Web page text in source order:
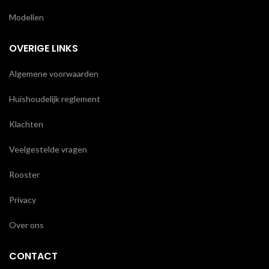
Modellen
OVERIGE LINKS
Algemene voorwaarden
Huishoudelijk reglement
Klachten
Veelgestelde vragen
Rooster
Privacy
Over ons
CONTACT